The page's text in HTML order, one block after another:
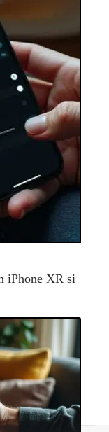
iPhone XR si